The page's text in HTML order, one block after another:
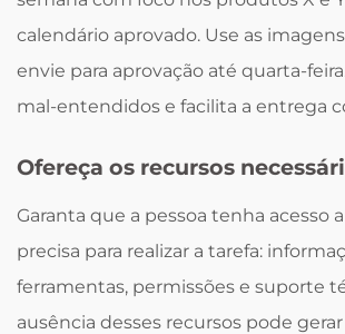
calendário aprovado. Use as
envie para aprovação até quarta-
mal-entendidos e facilita a entrega
Ofereça os recursos
Garanta que a pessoa tenha acesso
precisa para realizar a tarefa:
ferramentas, permissões e suporte
ausência desses recursos pode gerar